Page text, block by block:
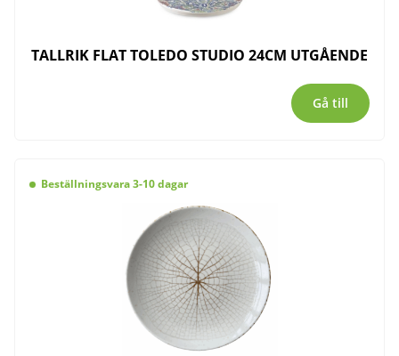
TALLRIK FLAT TOLEDO STUDIO 24CM UTGÅENDE
Gå till
Beställningsvara 3-10 dagar